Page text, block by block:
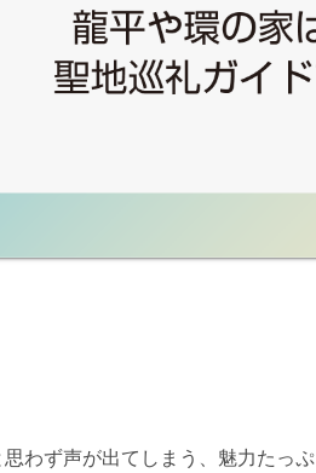
思わず声が出てしまう、魅力たっ